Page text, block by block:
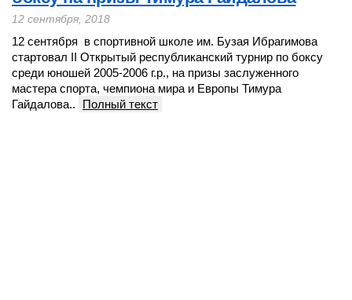
12 сентября, 2018
12 сентября в спортивной школе им. Бузая Ибрагимова
стартовал II Открытый республиканский турнир по боксу
среди юношей 2005-2006 г.р., на призы заслуженного
мастера спорта, чемпиона мира и Европы Тимура
Гайдалова..
Полный текст